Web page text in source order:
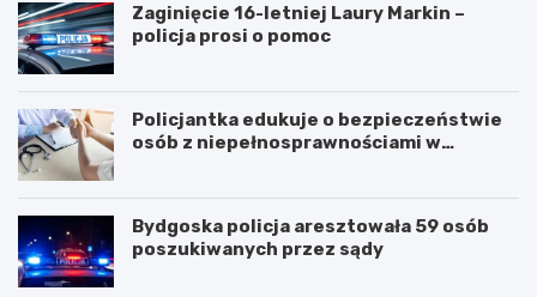
Zaginięcie 16-letniej Laury Markin –
policja prosi o pomoc
Policjantka edukuje o bezpieczeństwie
osób z niepełnosprawnościami w
Bydgoska policja aresztowała 59 osób
poszukiwanych przez sądy